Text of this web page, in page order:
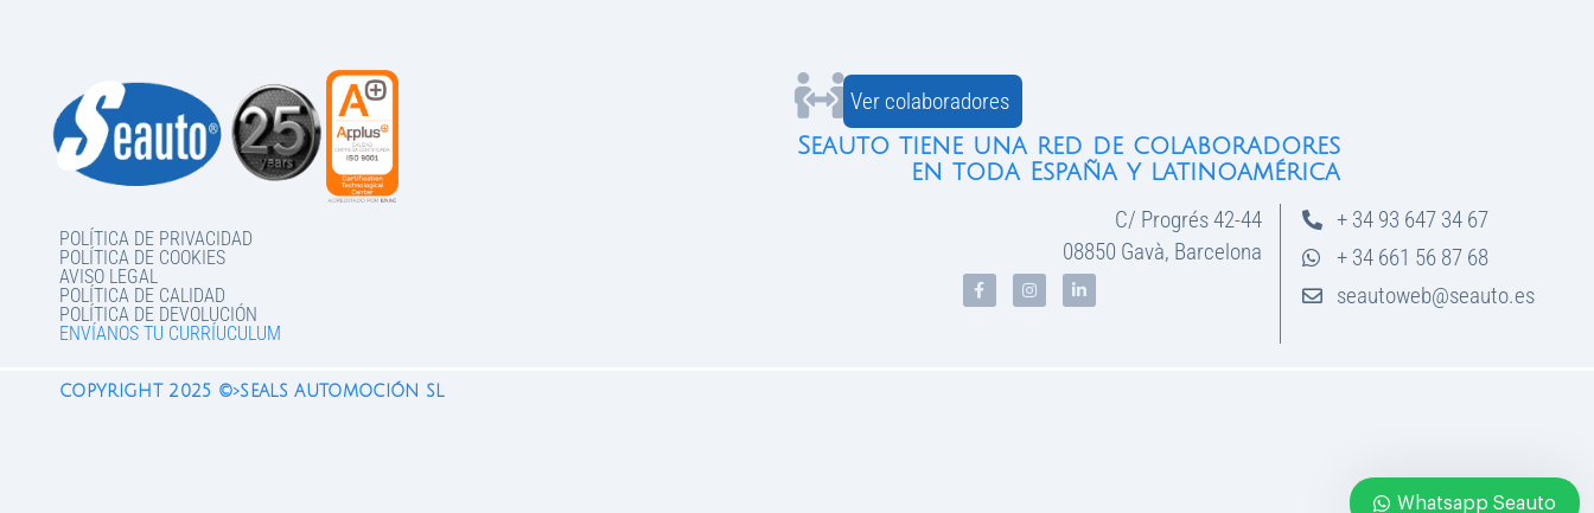
Ver colaboradores
Seauto tiene una red de colaboradores
en toda España y latinoamérica
POLÍTICA DE PRIVACIDAD
POLÍTICA DE COOKIES
AVISO LEGAL
POLÍTICA DE CALIDAD
POLÍTICA DE DEVOLUCIÓN
ENVÍANOS TU CURRÍUCULUM
C/ Progrés 42-44
08850 Gavà, Barcelona
+ 34 93 647 34 67
+ 34 661 56 87 68
seautoweb@seauto.es
COPYRIGHT 2025 ©>SEALS AUTOMOCIÓN SL
Whatsapp Seauto